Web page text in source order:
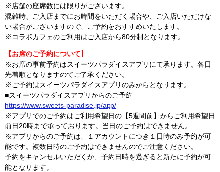
※店舗の座席数には限りがございます。
混雑時、ご入店までにお時間をいただく場合や、ご入店いただけな
い場合がございますので、ご予約をおすすめいたします。
※コラボカフェのご利用はご入店から80分制となります。
【お席のご予約について】
※お席の事前予約はスイーツパラダイスアプリにて承ります。各日
先着順となりますのでご了承ください。
※ご予約はスイーツパラダイスアプリのみからとなります。
■スイーツパラダイスアプリからのご予約
https://www.sweets-paradise.jp/app/
※アプリでのご予約はご利用希望日の【5週間前】からご利用希望日
前日20時まで承っております。当日のご予約はできません。
※アプリからのご予約は、１アカウントにつき１日時のみ予約が可
能です。複数日時のご予約はできませんのでご注意ください。
予約をキャンセルいただくか、予約日時を過ぎると新たに予約が可
能となります。